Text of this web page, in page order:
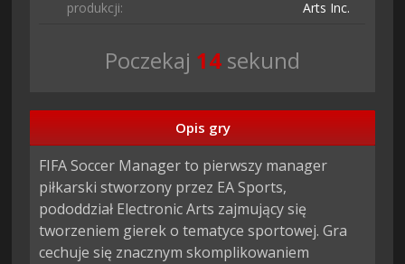
produkcji:
Arts Inc.
Poczekaj 13 sekund
Opis gry
FIFA Soccer Manager to pierwszy manager
piłkarski stworzony przez EA Sports,
pododdział Electronic Arts zajmujący się
tworzeniem gierek o tematyce sportowej. Gra
cechuje się znacznym skomplikowaniem